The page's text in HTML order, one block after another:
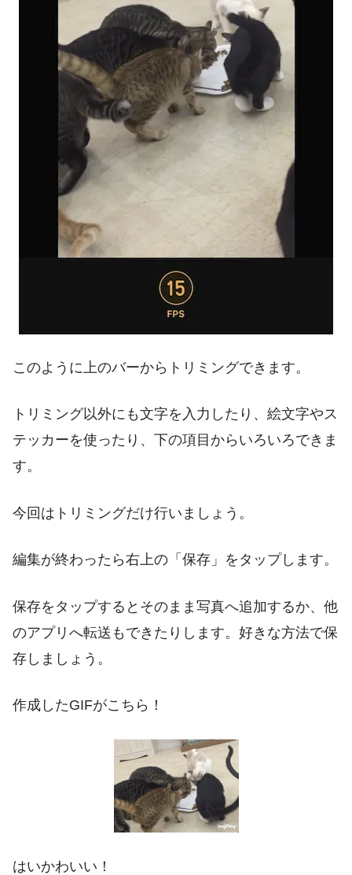
このように上のバーからトリミングできます。
トリミング以外にも文字を入力したり、絵文字やス
テッカーを使ったり、下の項目からいろいろできま
す。
今回はトリミングだけ行いましょう。
編集が終わったら右上の「保存」をタップします。
保存をタップするとそのまま写真へ追加するか、他
のアプリへ転送もできたりします。好きな方法で保
存しましょう。
作成したGIFがこちら！
はいかわいい！